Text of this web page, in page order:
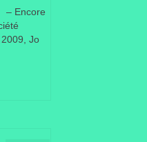
– Encore
Jo